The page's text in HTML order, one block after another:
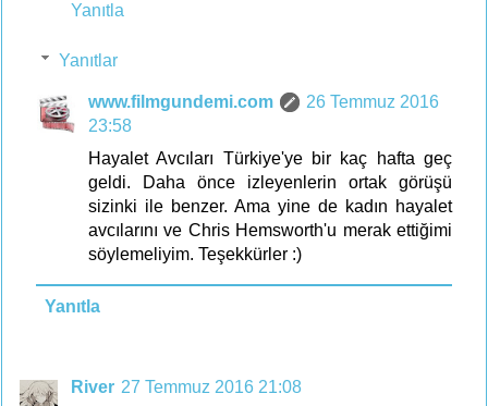
Yanıtla
Yanıtlar
www.filmgundemi.com
26 Temmuz 2016
23:58
Hayalet Avcıları Türkiye'ye bir kaç hafta geç
geldi. Daha önce izleyenlerin ortak görüşü
sizinki ile benzer. Ama yine de kadın hayalet
avcılarını ve Chris Hemsworth'u merak ettiğimi
söylemeliyim. Teşekkürler :)
Yanıtla
River 27 Temmuz 2016 21:08